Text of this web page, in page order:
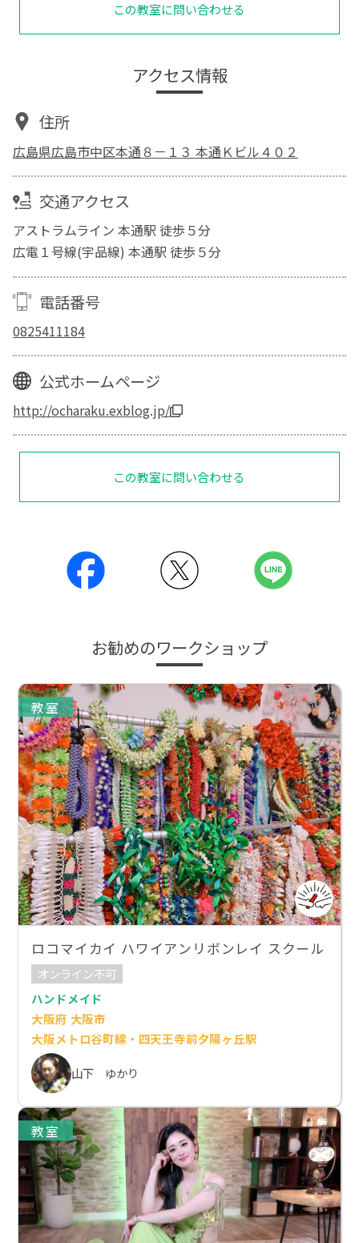
この教室に問い合わせる
アクセス情報
住所
広島県広島市中区本通８－１３ 本通Ｋビル４０２
交通アクセス
アストラムライン 本通駅 徒歩５分
広電１号線(宇品線) 本通駅 徒歩５分
電話番号
0825411184
公式ホームページ
http://ocharaku.exblog.jp/
この教室に問い合わせる
お勧めのワークショップ
教室
ロコマイカイ ハワイアンリボンレイ スクール
オンライン不可
ハンドメイド
大阪府 大阪市
大阪メトロ谷町線・四天王寺前夕陽ヶ丘駅
山下 ゆかり
教室